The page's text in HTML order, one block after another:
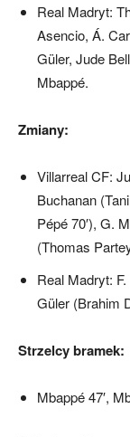
Real Madryt:
Asencio, Á.
Güler, Jude
Mbappé.
Zmiany:
Villarreal CF:
Buchanan
Pépé 70′), G.
(Thomas
Real Madryt:
Güler (Brahim
Strzelcy bramek:
Mbappé 47′,